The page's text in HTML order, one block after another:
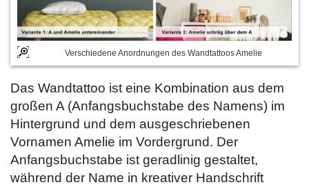
Verschiedene Anordnungen des Wandtattoos Amelie
Das Wandtattoo ist eine Kombination aus dem
großen A (Anfangsbuchstabe des Namens) im
Hintergrund und dem ausgeschriebenen
Vornamen Amelie im Vordergrund. Der
Anfangsbuchstabe ist geradlinig gestaltet,
während der Name in kreativer Handschrift